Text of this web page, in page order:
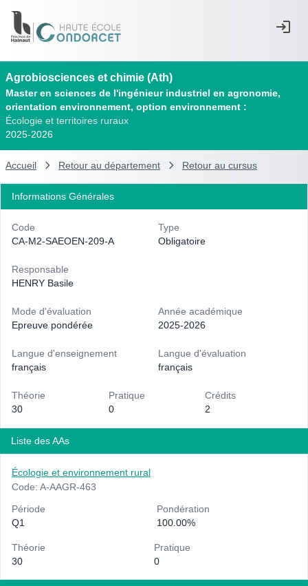
Agrobiosciences et chimie (Ath)
Master en sciences de l'ingénieur industriel en agronomie,
orientation environnement, option environnement :
Écologie et territoires ruraux
2025-2026
Accueil Retour au département Retour au cursus
Informations Générales
Code
CA-M2-SAEOEN-209-A
Type
Obligatoire
Responsable
HENRY Basile
Mode d'évaluation
Epreuve pondérée
Année académique
2025-2026
Langue d'enseignement
français
Langue d'évaluation
français
Théorie
30
Pratique
0
Crédits
2
Liste des AAs
Écologie et environnement rural
Code: A-AAGR-463
Période
Q1
Pondération
100.00%
Théorie
30
Pratique
0